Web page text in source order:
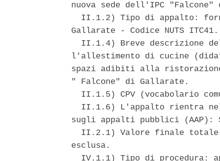
nuova sede dell'IPC
II.1.2) Tipo di appalto:
Gallarate - Codice NUTS
II.1.4) Breve descrizione
l'allestimento di cucine
spazi adibiti alla
" Falcone" di Gallarate.
II.1.5) CPV (vocabolario
II.1.6) L'appalto rientra
sugli appalti pubblici
II.2.1) Valore finale
esclusa.
IV.1.1) Tipo di procedura: